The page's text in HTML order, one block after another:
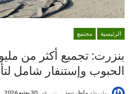
الرئيسية مجتمع
بنزرت: تجميع أكثر من
الحبوب وإستنفار شامل
في 30 يونيو 2026